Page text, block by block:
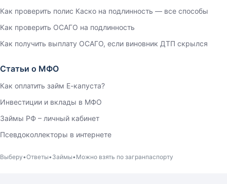
Как проверить полис Каско на подлинность — все способы
Как проверить ОСАГО на подлинность
Как получить выплату ОСАГО, если виновник ДТП скрылся
Статьи о МФО
Как оплатить займ Е-капуста?
Инвестиции и вклады в МФО
Займы РФ – личный кабинет
Псевдоколлекторы в интернете
Выберу Ответы Займы Можно взять по загранпаспорту